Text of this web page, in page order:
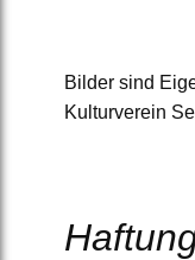
Bilder sind
Kulturverein